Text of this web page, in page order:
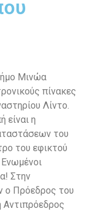
Μινώα
πίνακες
Λίντο.
είναι η
του
του εφικτού
Στην
ο Πρόεδρος του